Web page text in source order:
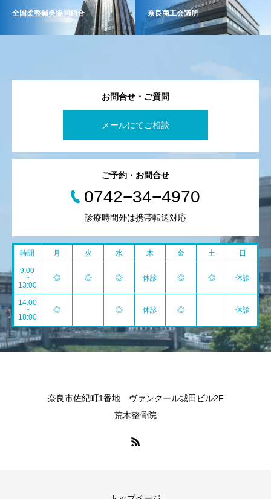
全国柔整鍼灸協同組合 奈良商工会議所
お問合せ・ご質問
メールにてご相談
ご予約・お問合せ
0742−34−4970
診療時間外は携帯転送対応
時間 月 火 水 木 金 土 日
9:00
~
13:00
◎ ◎ ◎ 休診 ◎ ◎ 休診
14:00
~
18:00
◎ ◎ 休診 ◎ 休診
奈良市佐紀町1番地 ヴァンクール城田ビル2F
荒木整骨院